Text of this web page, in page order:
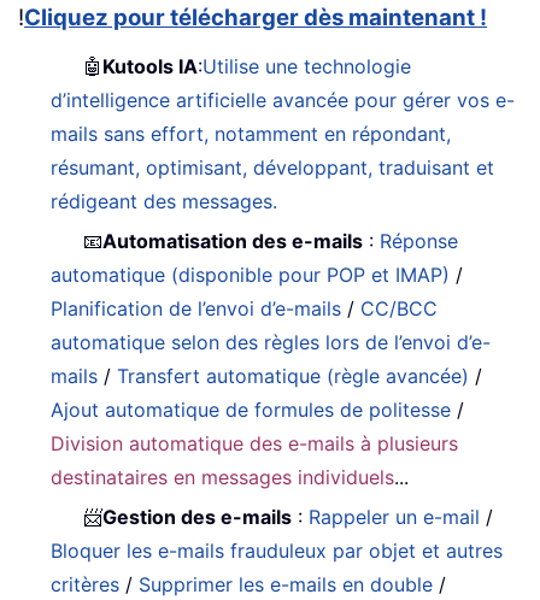
!Cliquez pour télécharger dès maintenant !
🤖 Kutools IA:Utilise une technologie
d’intelligence artificielle avancée pour gérer vos e-
mails sans effort, notamment en répondant,
résumant, optimisant, développant, traduisant et
rédigeant des messages.
📧Automatisation des e-mails : Réponse
automatique (disponible pour POP et IMAP) /
Planification de l’envoi d’e-mails / CC/BCC
automatique selon des règles lors de l’envoi d’e-
mails /Transfert automatique (règle avancée) /
Ajout automatique de formules de politesse /
Division automatique des e-mails à plusieurs
destinataires en messages individuels...
📨Gestion des e-mails : Rappeler un e-mail /
Bloquer les e-mails frauduleux par objet et autres
critères / Supprimer les e-mails en double /